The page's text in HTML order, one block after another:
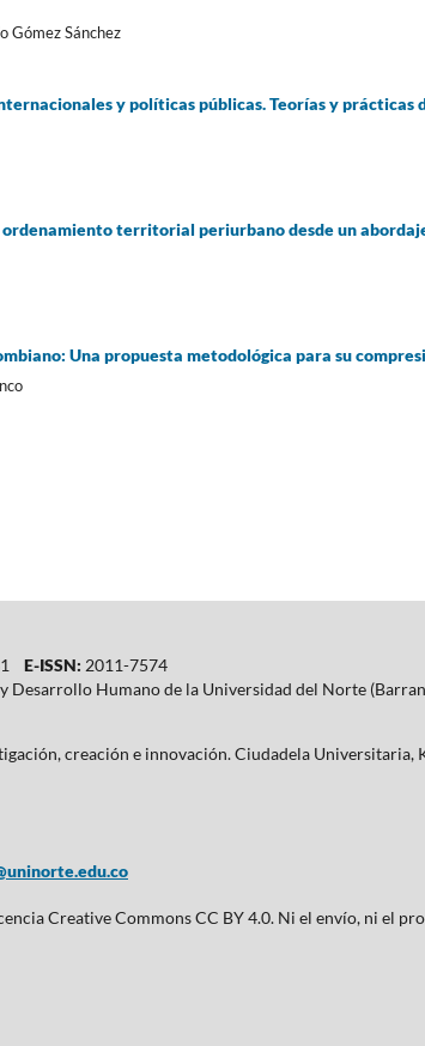
Gómez Sánchez
y políticas públicas. Teorías y prácticas
territorial periurbano desde un
Una propuesta metodológica para su
E-ISSN: 2011-7574
Desarrollo Humano de la Universidad del Norte
creación e innovación. Ciudadela
Creative Commons CC BY 4.0. Ni el envío, ni el